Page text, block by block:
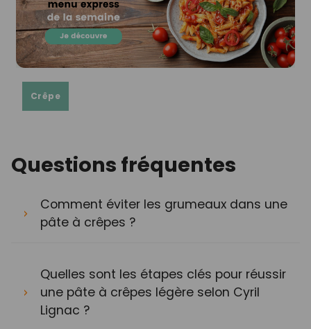
Crêpe
Questions fréquentes
Comment éviter les grumeaux dans une
pâte à crêpes ?
Quelles sont les étapes clés pour réussir
une pâte à crêpes légère selon Cyril
Lignac ?